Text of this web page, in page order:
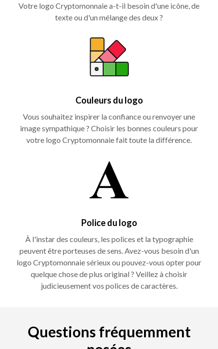
Votre logo Cryptomonnaie a-t-il besoin d'une icône, de
texte ou d'un mélange des deux ?
Couleurs du logo
Vous souhaitez inspirer la confiance ou renvoyer une
image sympathique ? Choisir les bonnes couleurs pour
votre logo Cryptomonnaie fait toute la différence.
Police du logo
À l'instar des couleurs, les polices et la typographie
peuvent être porteuses de sens. Avez-vous besoin d'un
logo Cryptomonnaie sérieux ou pouvez-vous opter pour
quelque chose de plus original ? Veillez à choisir
judicieusement vos polices de caractères.
Questions fréquemment